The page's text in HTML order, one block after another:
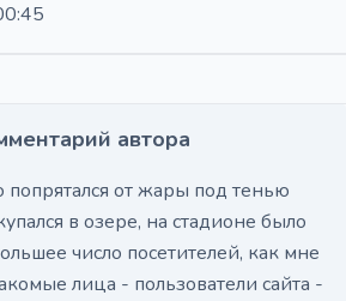
автора
от жары под тенью
в озере, на стадионе было
число посетителей, как мне
лица - пользователи сайта -